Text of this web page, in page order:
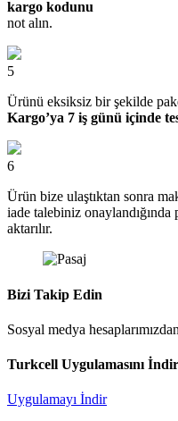
kargo kodunu
not alın.
5
Ürünü eksiksiz bir şekilde
Kargo’ya 7 iş günü içinde
6
Ürün bize ulaştıktan sonra
iade talebiniz onaylandığında
aktarılır.
Bizi Takip Edin
Sosyal medya
Turkcell Uygulamasını İndir
Uygulamayı İndir